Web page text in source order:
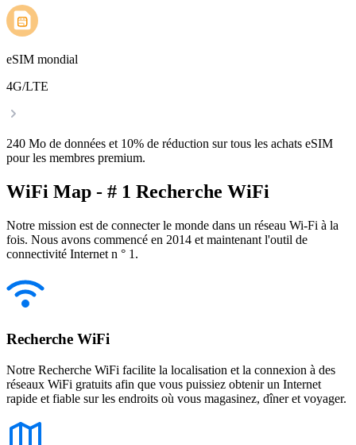
eSIM mondial
4G/LTE
240 Mo de données et 10% de réduction sur tous les achats eSIM
pour les membres premium.
WiFi Map - # 1 Recherche WiFi
Notre mission est de connecter le monde dans un réseau Wi-Fi à la
fois. Nous avons commencé en 2014 et maintenant l'outil de
connectivité Internet n ° 1.
Recherche WiFi
Notre Recherche WiFi facilite la localisation et la connexion à des
réseaux WiFi gratuits afin que vous puissiez obtenir un Internet
rapide et fiable sur les endroits où vous magasinez, dîner et voyager.